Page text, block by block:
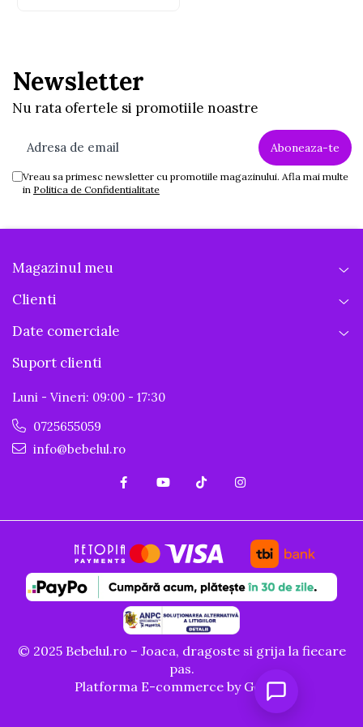
Newsletter
Nu rata ofertele si promotiile noastre
Vreau sa primesc newsletter cu promotiile magazinului. Afla mai multe
in Politica de Confidentialitate
Magazinul meu
Clienti
Date comerciale
Suport clienti
Luni - Vineri: 09:00 - 17:30
0725655059
info@bebelul.ro
© 2025 Bebelul.ro – Joaca, dragoste si grija la fiecare
pas.
Platforma E-commerce by Gomag